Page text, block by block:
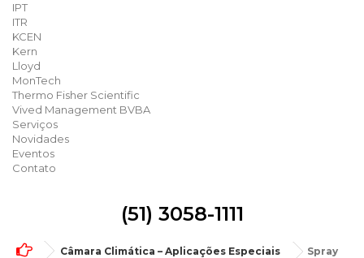
IPT
ITR
KCEN
Kern
Lloyd
MonTech
Thermo Fisher Scientific
Vived Management BVBA
Serviços
Novidades
Eventos
Contato
(51) 3058-1111
Câmara Climática – Aplicações Especiais
Spray